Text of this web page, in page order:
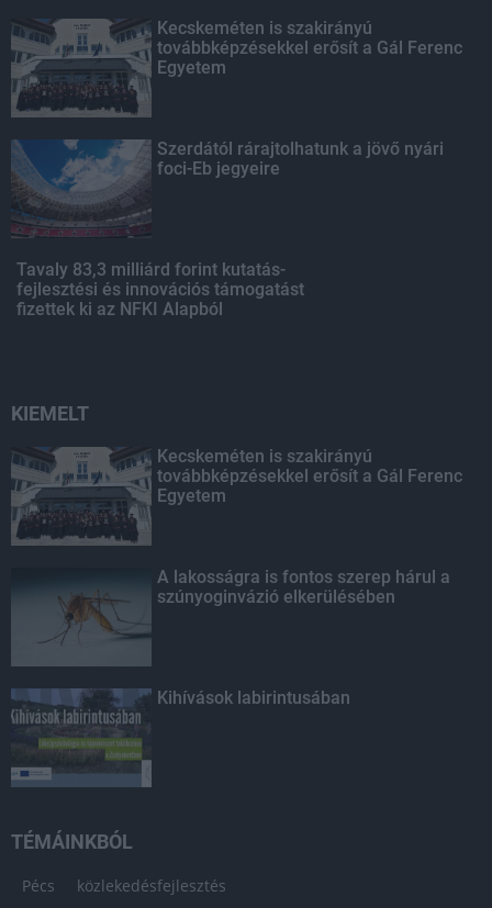
Kecskeméten is szakirányú
továbbképzésekkel erősít a Gál Ferenc
Egyetem
Szerdától rárajtolhatunk a jövő nyári
foci-Eb jegyeire
Tavaly 83,3 milliárd forint kutatás-
fejlesztési és innovációs támogatást
fizettek ki az NFKI Alapból
KIEMELT
Kecskeméten is szakirányú
továbbképzésekkel erősít a Gál Ferenc
Egyetem
A lakosságra is fontos szerep hárul a
szúnyoginvázió elkerülésében
Kihívások labirintusában
TÉMÁINKBÓL
Pécs közlekedésfejlesztés